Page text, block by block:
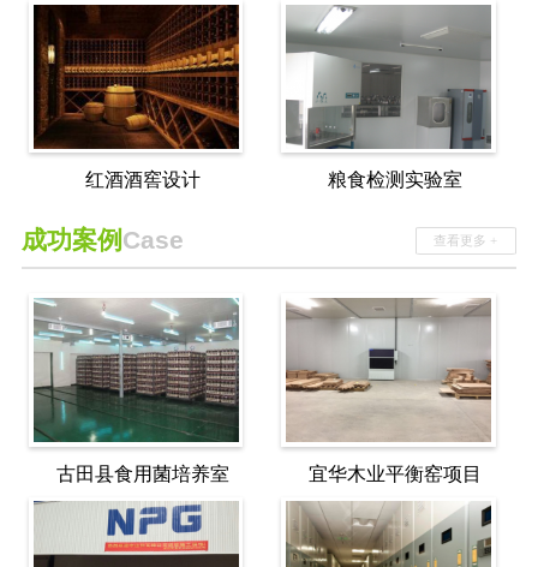
红酒酒窖设计 粮食检测实验室
成功案例 Case 查看更多 +
古田县食用菌培养室 宜华木业平衡窑项目